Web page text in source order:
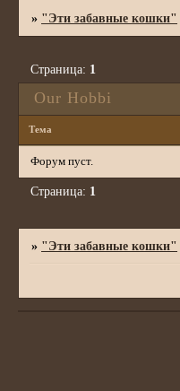
» "Эти забавные кошки"
Our Hobbi
Страница: 1
Тема
Форум пуст.
Страница: 1
» "Эти забавные кошки"